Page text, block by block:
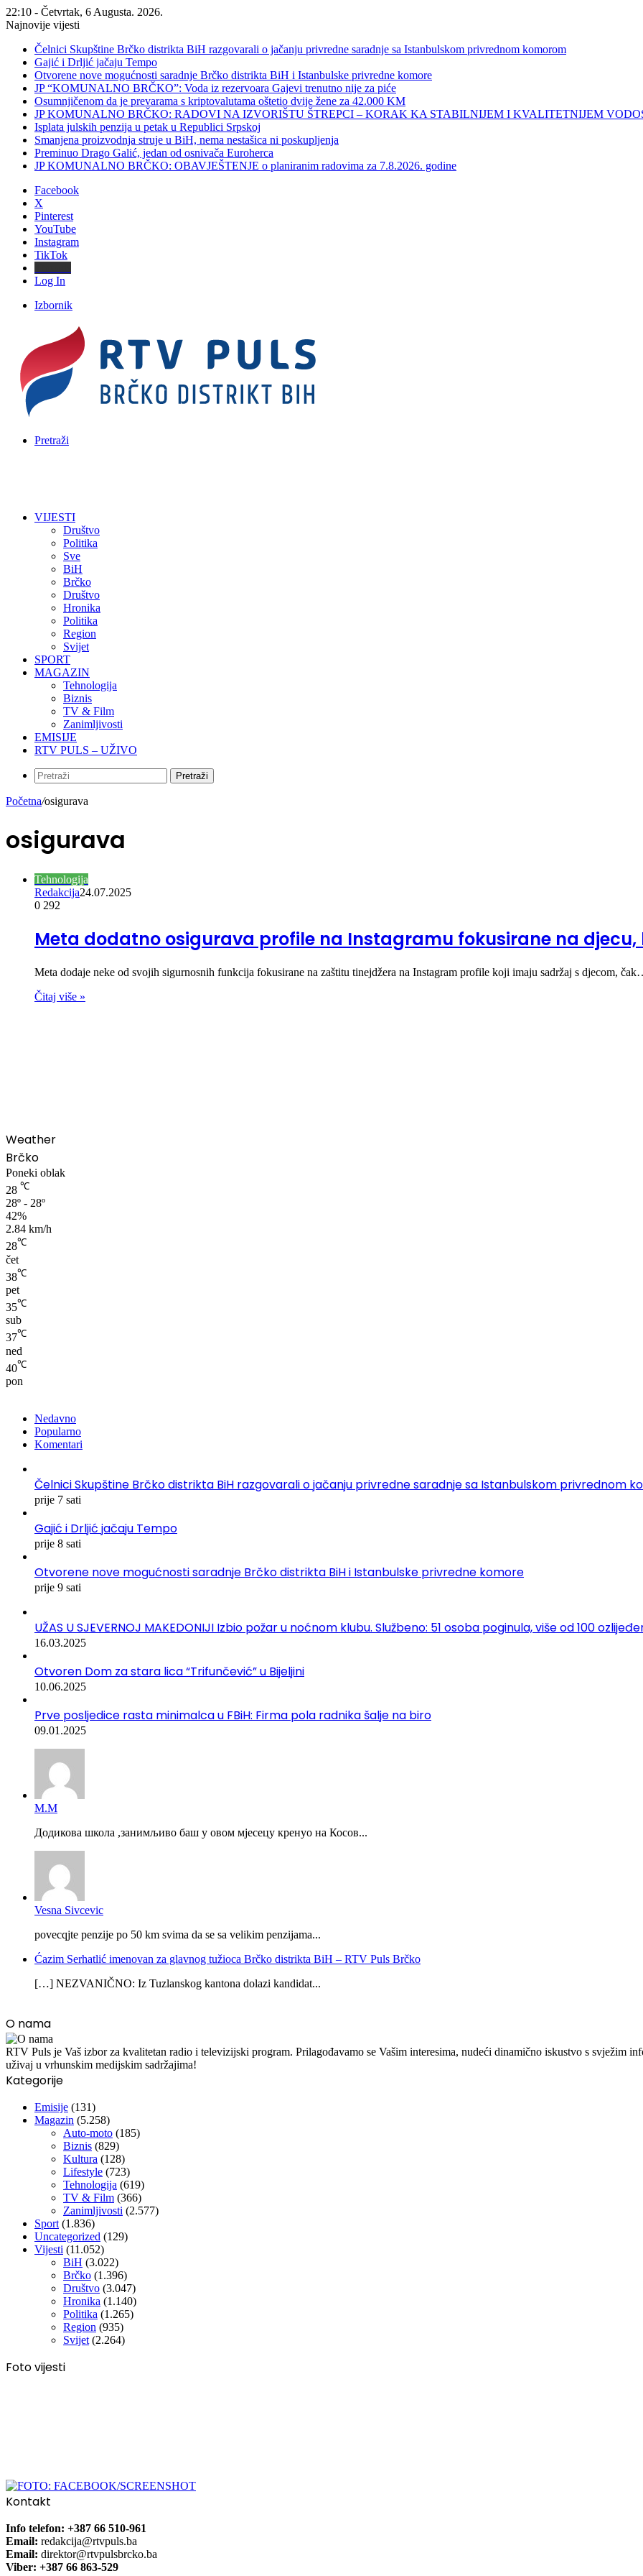
22:10 - Četvrtak, 6 Augusta. 2026.
Najnovije vijesti
Čelnici Skupštine Brčko distrikta BiH razgovarali o jačanju privredne saradnje sa Istanbulskom privrednom komorom
Gajić i Drljić jačaju Tempo
Otvorene nove mogućnosti saradnje Brčko distrikta BiH i Istanbulske privredne komore
JP “KOMUNALNO BRČKO”: Voda iz rezervoara Gajevi trenutno nije za piće
Osumnjičenom da je prevarama s kriptovalutama oštetio dvije žene za 42.000 KM
JP KOMUNALNO BRČKO: RADOVI NA IZVORIŠTU ŠTREPCI – KORAK KA STABILNIJEM I KVALITETNIJEM
Isplata julskih penzija u petak u Republici Srpskoj
Smanjena proizvodnja struje u BiH, nema nestašica ni poskupljenja
Preminuo Drago Galić, jedan od osnivača Euroherca
JP KOMUNALNO BRČKO: OBAVJEŠTENJE o planiranim radovima za 7.8.2026. godine
Facebook
X
Pinterest
YouTube
Instagram
TikTok
Log In
Izbornik
Pretraži
VIJESTI
Društvo
Politika
Sve
BiH
Brčko
Društvo
Hronika
Politika
Region
Svijet
SPORT
MAGAZIN
Tehnologija
Biznis
TV & Film
Zanimljivosti
EMISIJE
RTV PULS – UŽIVO
Pretraži
Početna/osigurava
osigurava
Tehnologija
Redakcija24.07.2025
0 292
Meta dodatno osigurava profile na Instagramu fokusirane na djecu,
Meta dodaje neke od svojih sigurnosnih funkcija fokusirane na zaštitu tinejdžera na Instagram profile koji imaju sadržaj s djecom,
Čitaj više »
Weather
Brčko
Poneki oblak
28 ℃
28º - 28º
42%
2.84 km/h
28℃
čet
38℃
pet
35℃
sub
37℃
ned
40℃
pon
Nedavno
Popularno
Komentari
Čelnici Skupštine Brčko distrikta BiH razgovarali o jačanju privredne saradnje sa Istanbulskom privrednom
prije 7 sati
Gajić i Drljić jačaju Tempo
prije 8 sati
Otvorene nove mogućnosti saradnje Brčko distrikta BiH i Istanbulske privredne komore
prije 9 sati
UŽAS U SJEVERNOJ MAKEDONIJI Izbio požar u noćnom klubu. Službeno: 51 osoba poginula, više od 100
16.03.2025
Otvoren Dom za stara lica “Trifunčević” u Bijeljini
10.06.2025
Prve posljedice rasta minimalca u FBiH: Firma pola radnika šalje na biro
09.01.2025
М.М
Додикова школа ,занимљиво баш у овом мјесецу кренуо на Косов...
Vesna Sivcevic
povecqjte penzije po 50 km svima da se sa velikim penzijama...
Ćazim Serhatlić imenovan za glavnog tužioca Brčko distrikta BiH – RTV Puls Brčko
[…] NEZVANIČNO: Iz Tuzlanskog kantona dolazi kandidat...
O nama
RTV Puls je Vaš izbor za kvalitetan radio i televizijski program. Prilagođavamo se Vašim interesima, nudeći dinamično iskustvo s svježim
uživaj u vrhunskim medijskim sadržajima!
Kategorije
Emisije (131)
Magazin (5.258)
Auto-moto (185)
Biznis (829)
Kultura (128)
Lifestyle (723)
Tehnologija (619)
TV & Film (366)
Zanimljivosti (2.577)
Sport (1.836)
Uncategorized (129)
Vijesti (11.052)
BiH (3.022)
Brčko (1.396)
Društvo (3.047)
Hronika (1.140)
Politika (1.265)
Region (935)
Svijet (2.264)
Foto vijesti
Kontakt
Info telefon: +387 66 510-961
Email: redakcija@rtvpuls.ba
Email: direktor@rtvpulsbrcko.ba
Viber: +387 66 863-529